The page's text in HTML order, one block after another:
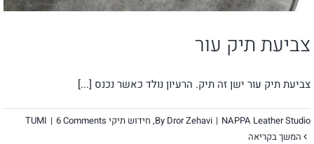
צביעת תיק עור
צביעת תיק עור ישן זה תיק. הרעיון נולד כאשר נכנס [...]
By Dror Zehavi | NAPPA Leather Studio
, חידוש תיקי TUMI | 6 Comments
המשך בקריאה